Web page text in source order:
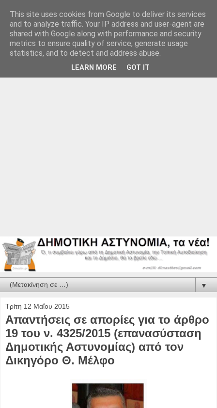
▼
Τρίτη 12 Μαΐου 2015
Απαντήσεις σε απορίες για το άρθρο
19 του ν. 4325/2015 (επανασύσταση
Δημοτικής Αστυνομίας) από τον
Δικηγόρο Θ. Μέλφο
This site uses cookies from Google to deliver its services
and to analyze traffic. Your IP address and user-agent are
shared with Google along with performance and security
metrics to ensure quality of service, generate usage
statistics, and to detect and address abuse.
LEARN MORE GOT IT